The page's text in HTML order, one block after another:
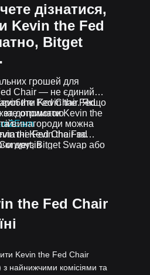
дізнатися,
Kevin the Fed
Bitget
грошей для
Chair — не єдиний
the Fed Chair. Якщо
отримати Kevin the
Kevin the Fed
за допомогою
Kevin the Fed
друзів
та промоакції
винагороди можна
the Fed Chair за
Bitget Swap або
the Fed Chair
Kevin the Fed Chair
найнижчими комісіями та